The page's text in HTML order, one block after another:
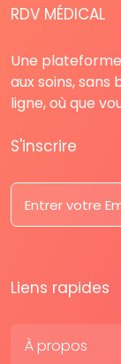
RDV MÉDICAL
Une
aux soins, sans
ligne, où que
S'inscrire
Liens rapides
À propos